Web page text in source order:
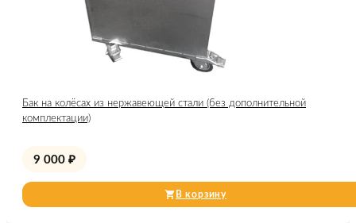
Бак на колёсах из нержавеющей стали (без дополнительной
комплектации)
9 000 ₽
В корзину